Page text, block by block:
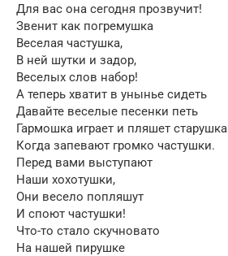
Для вас она сегодня прозвучит!
Звенит как погремушка
Веселая частушка,
В ней шутки и задор,
Веселых слов набор!
А теперь хватит в унынье сидеть
Давайте веселые песенки петь
Гармошка играет и пляшет старушка
Когда запевают громко частушки.
Перед вами выступают
Наши хохотушки,
Они весело попляшут
И споют частушки!
Что-то стало скучновато
На нашей пирушке